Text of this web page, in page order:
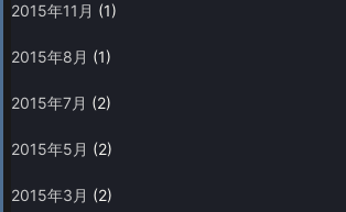
2015年11月 (1)
2015年8月 (1)
2015年7月 (2)
2015年5月 (2)
2015年3月 (2)